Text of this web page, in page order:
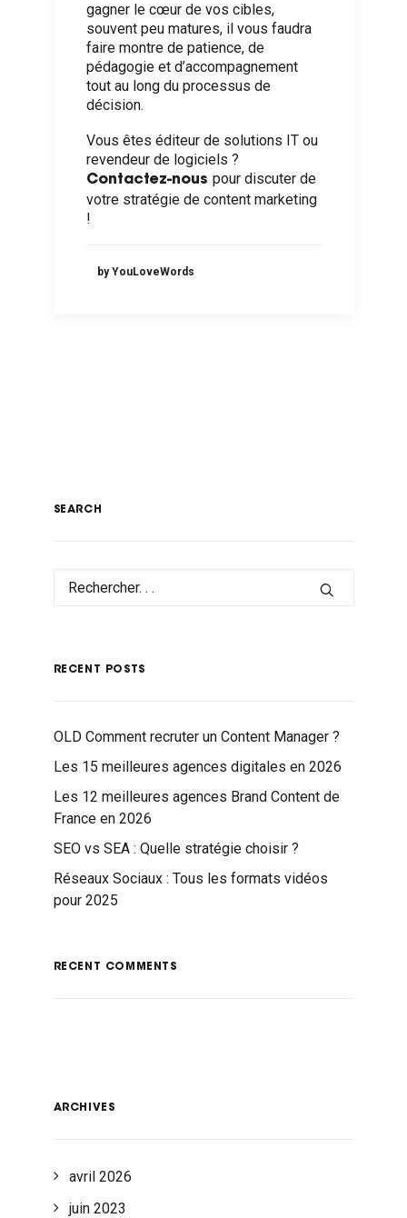
gagner le cœur de vos cibles,
souvent peu matures, il vous faudra
faire montre de patience, de
pédagogie et d’accompagnement
tout au long du processus de
décision.
Vous êtes éditeur de solutions IT ou
revendeur de logiciels ?
Contactez-nous pour discuter de
votre stratégie de content marketing
!
by YouLoveWords
SEARCH
RECENT POSTS
OLD Comment recruter un Content Manager ?
Les 15 meilleures agences digitales en 2026
Les 12 meilleures agences Brand Content de
France en 2026
SEO vs SEA : Quelle stratégie choisir ?
Réseaux Sociaux : Tous les formats vidéos
pour 2025
RECENT COMMENTS
ARCHIVES
avril 2026
juin 2023